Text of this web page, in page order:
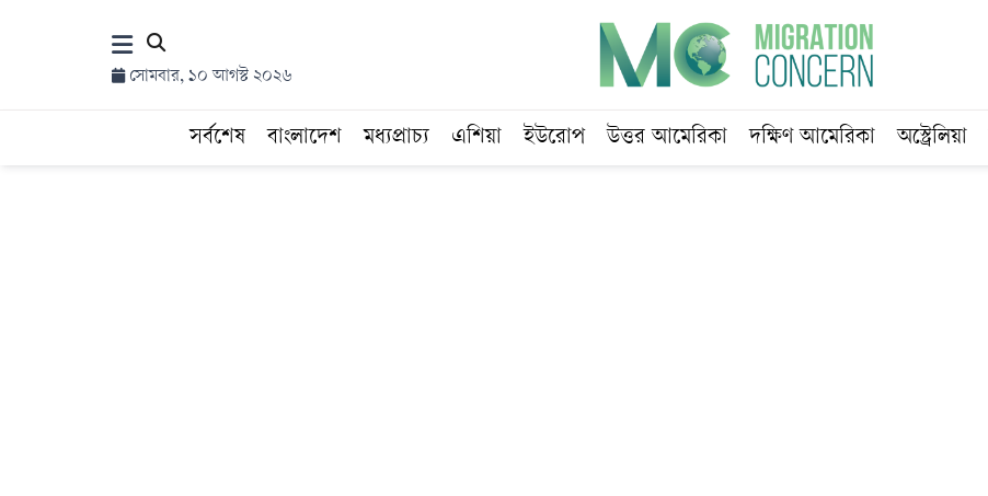
সোমবার, ১০ আগস্ট ২০২৬
সর্বশেষ বাংলাদেশ মধ্যপ্রাচ্য এশিয়া ইউরোপ উত্তর আমেরিকা দক্ষিণ আমেরিকা অস্ট্রেলিয়া